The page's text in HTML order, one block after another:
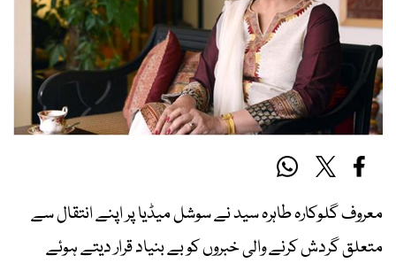
معروف گلوکارہ طاہرہ سید نے سوشل میڈیا پر اپنے انتقال سے
متعلق گردش کرنے والی خبروں کو بے بنیاد قرار دیتے ہوئے